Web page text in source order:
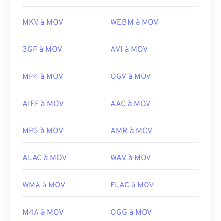
MKV à MOV WEBM à MOV
3GP à MOV AVI à MOV
MP4 à MOV OGV à MOV
AIFF à MOV AAC à MOV
MP3 à MOV AMR à MOV
ALAC à MOV WAV à MOV
WMA à MOV FLAC à MOV
M4A à MOV OGG à MOV